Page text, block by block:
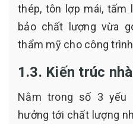
thép, tôn lợp mái, tấm
bảo chất lượng vừa
thẩm mỹ cho công
1.3. Kiến trúc
Nằm trong số 3 yếu
hưởng tới chất lượng